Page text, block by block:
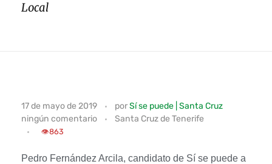
Local
A
r
c
17 de mayo de 2019 porSí se puede | Santa Cruz
ningún comentario
Santa Cruz de Tenerife
👁️863
Pedro Fernández Arcila, candidato de Sí se puede a